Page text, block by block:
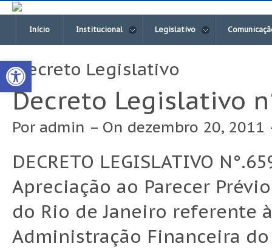
Open toolbar
Início Institucional Legislativo
Decreto Legislativo
Decreto Legislativo
Por admin – On dezembro 20,
DECRETO LEGISLATIVO
Apreciação ao Parecer
do Rio de Janeiro referente
Administração Financeira